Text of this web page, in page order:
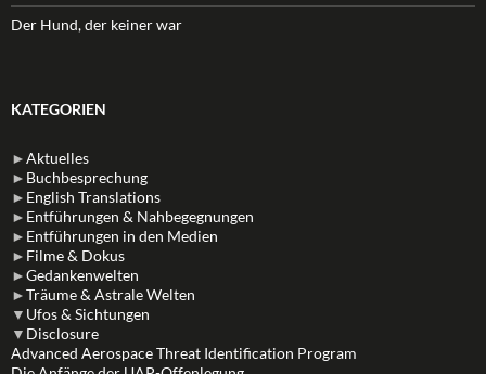
Der Hund, der keiner war
KATEGORIEN
►Aktuelles
► Buchbesprechung
► English Translations
► Entführungen & Nahbegegnungen
► Entführungen in den Medien
► Filme & Dokus
►Gedankenwelten
►Träume & Astrale Welten
▼ Ufos & Sichtungen
▼ Disclosure
Advanced Aerospace Threat Identification Program